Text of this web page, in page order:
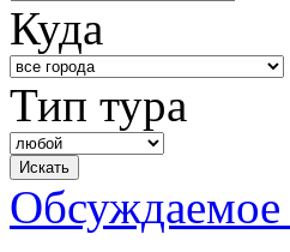
Куда
Тип тура